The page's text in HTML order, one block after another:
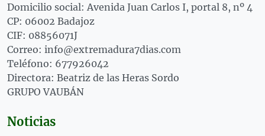
Domicilio social: Avenida Juan Carlos I, portal 8, nº 4
CP: 06002 Badajoz
CIF: 08856071J
Correo: info@extremadura7dias.com
Teléfono: 677926042
Directora: Beatriz de las Heras Sordo
GRUPO VAUBÁN
Noticias